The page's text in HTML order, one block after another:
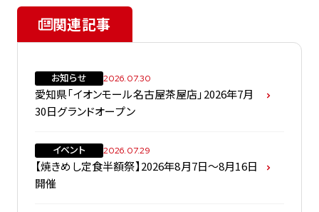
関連記事
お知らせ 2026.07.30
愛知県「イオンモール名古屋茶屋店」2026年7月
30日グランドオープン
イベント 2026.07.29
【焼きめし定食半額祭】2026年8月7日～8月16日
開催